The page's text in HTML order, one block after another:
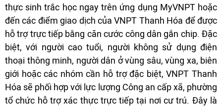
thực sinh trắc học ngay trên ứng dụng MyVNPT hoặc
đến các điểm giao dịch của VNPT Thanh Hóa để được
hỗ trợ trực tiếp bằng căn cước công dân gắn chip. Đặc
biệt, với người cao tuổi, người không sử dụng điện
thoại thông minh, người dân ở vùng sâu, vùng xa, biên
giới hoặc các nhóm cần hỗ trợ đặc biệt, VNPT Thanh
Hóa sẽ phối hợp với lực lượng Công an cấp xã, phường
tổ chức hỗ trợ xác thực trực tiếp tại nơi cư trú. Đây là